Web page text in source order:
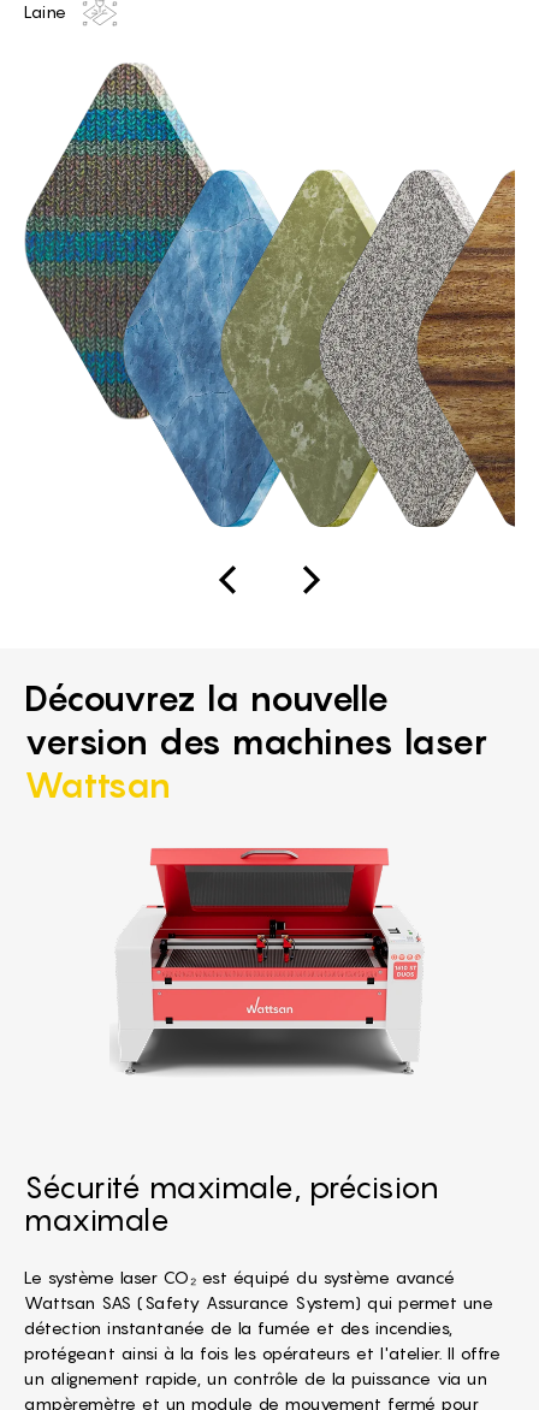
Laine
Découvrez la nouvelle
version des machines laser
Wattsan
Sécurité maximale, précision
maximale
Le système laser CO₂ est équipé du système avancé
Wattsan SAS (Safety Assurance System) qui permet une
détection instantanée de la fumée et des incendies,
protégeant ainsi à la fois les opérateurs et l'atelier. Il offre
un alignement rapide, un contrôle de la puissance via un
ampèremètre et un module de mouvement fermé pour